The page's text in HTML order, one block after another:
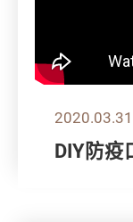
2020.03.31
DIY防疫